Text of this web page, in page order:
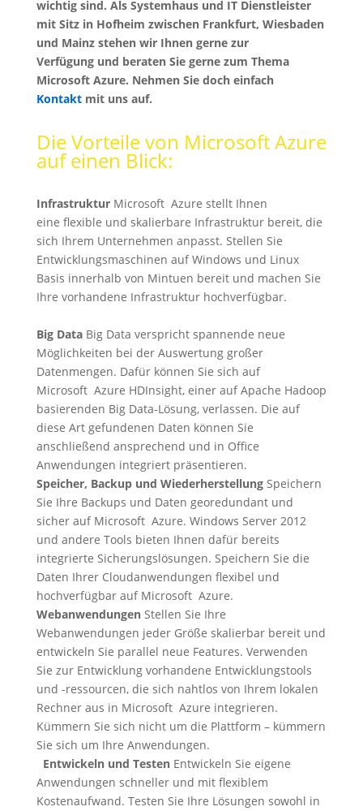
wichtig sind. Als Systemhaus und IT Dienstleister
mit Sitz in Hofheim zwischen Frankfurt, Wiesbaden
und Mainz stehen wir Ihnen gerne zur
Verfügung und beraten Sie gerne zum Thema
Microsoft Azure. Nehmen Sie doch einfach
Kontakt mit uns auf.
Die Vorteile von Microsoft Azure
auf einen Blick:
Infrastruktur Microsoft Azure stellt Ihnen
eine flexible und skalierbare Infrastruktur bereit, die
sich Ihrem Unternehmen anpasst. Stellen Sie
Entwicklungsmaschinen auf Windows und Linux
Basis innerhalb von Mintuen bereit und machen Sie
Ihre vorhandene Infrastruktur hochverfügbar.
Big Data Big Data verspricht spannende neue
Möglichkeiten bei der Auswertung großer
Datenmengen. Dafür können Sie sich auf
Microsoft Azure HDInsight, einer auf Apache Hadoop
basierenden Big Data-Lösung, verlassen. Die auf
diese Art gefundenen Daten können Sie
anschließend ansprechend und in Office
Anwendungen integriert präsentieren.
Speicher, Backup und Wiederherstellung Speichern
Sie Ihre Backups und Daten georedundant und
sicher auf Microsoft Azure. Windows Server 2012
und andere Tools bieten Ihnen dafür bereits
integrierte Sicherungslösungen. Speichern Sie die
Daten Ihrer Cloudanwendungen flexibel und
hochverfügbar auf Microsoft Azure.
Webanwendungen Stellen Sie Ihre
Webanwendungen jeder Größe skalierbar bereit und
entwickeln Sie parallel neue Features. Verwenden
Sie zur Entwicklung vorhandene Entwicklungstools
und -ressourcen, die sich nahtlos von Ihrem lokalen
Rechner aus in Microsoft Azure integrieren.
Kümmern Sie sich nicht um die Plattform – kümmern
Sie sich um Ihre Anwendungen.
Entwickeln und TestenEntwickeln Sie eigene
Anwendungen schneller und mit flexiblem
Kostenaufwand. Testen Sie Ihre Lösungen sowohl in